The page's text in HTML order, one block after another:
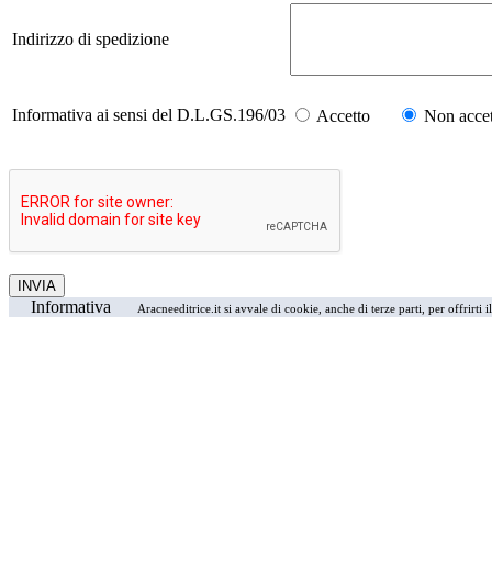
Indirizzo di spedizione
Informativa ai sensi del D.L.GS.196/03 Accetto Non
Informativa Aracneeditrice.it si avvale di cookie, anche di terze parti, per